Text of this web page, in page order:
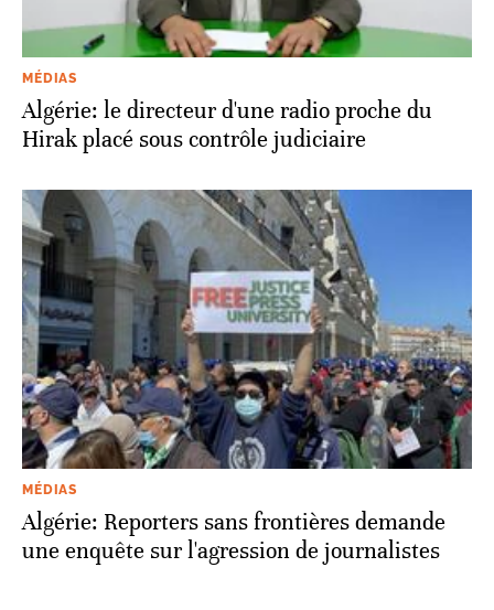
MÉDIAS
Algérie: le directeur d'une radio proche du
Hirak placé sous contrôle judiciaire
MÉDIAS
Algérie: Reporters sans frontières demande
une enquête sur l'agression de journalistes